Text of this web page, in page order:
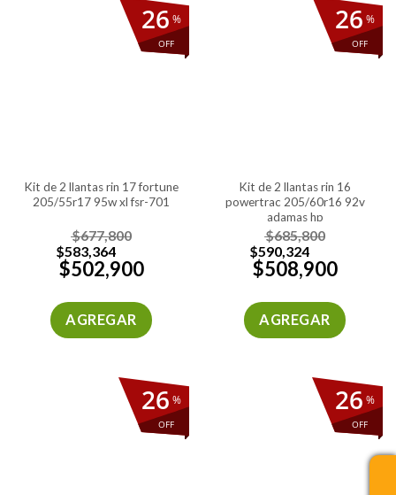
%
OFF
26
kit de 2 llantas rin 17 fortune
205/55r17 95w xl fsr-701
$677,800
$583,364
$502,900
AGREGAR
%
OFF
26
kit de 2 llantas rin 16
powertrac 205/60r16 92v
adamas hp
$685,800
$590,324
$508,900
AGREGAR
%
OFF
26 %
OFF
26